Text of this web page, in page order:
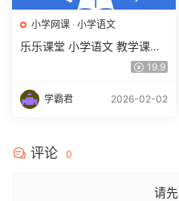
小学网课 · 小学语文
乐乐课堂 小学语文 教学课程
19.9
学霸君 2026-02-02
评论 0
请先